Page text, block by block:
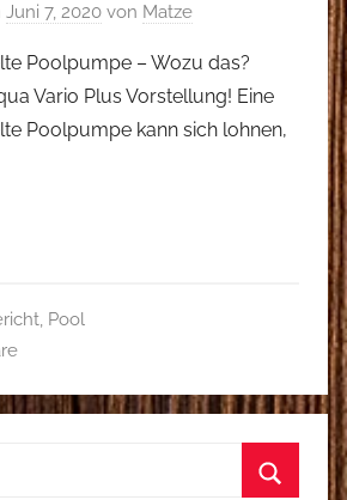
Juni 7, 2020 von Matze
Poolpumpe – Wozu das?
Vario Plus Vorstellung! Eine
Poolpumpe kann sich lohnen,
, Pool